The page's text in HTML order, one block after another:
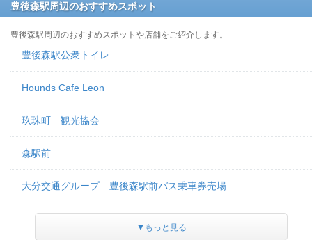
豊後森駅周辺のおすすめスポット
豊後森駅周辺のおすすめスポットや店舗をご紹介します。
豊後森駅公衆トイレ
Hounds Cafe Leon
玖珠町 観光協会
森駅前
大分交通グループ 豊後森駅前バス乗車券売場
▼もっと見る